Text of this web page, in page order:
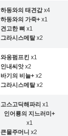
하동와의 태견갑x4
하동와의 가죽+ x1
견고한 뼈 x1
그라시스메탈x2
와옹펌프킨 x1
인내씨앗x2
바기의 비늘+ x2
그라시스메탈x2
고스고딕해파리 x1
인어룡의 지느러미+
x1
큰물주머니 x2